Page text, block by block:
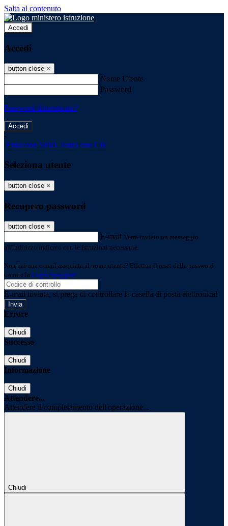
Salta al contenuto
Accedi
Accedi
button close ×
Nome Utente
Password
Password dimenticata?
-
Entra con SPID Entra con CIE
Seleziona utente
button close ×
Recupero password
button close ×
E-mail Verrà inviato un messaggio
all'indirizzo indicato con le istruzioni necessarie.
Non hai una e-mail associata al nome utente? Effettua il reset della password
tramite la Login Spaggiari
E-mail inviata, si prega di controllare la casella di posta elettronica!
Errore
Chiudi
Successo
Chiudi
Informazione
Chiudi
Attendere...
Attendere il completamento dell'operazione...
Chiudi